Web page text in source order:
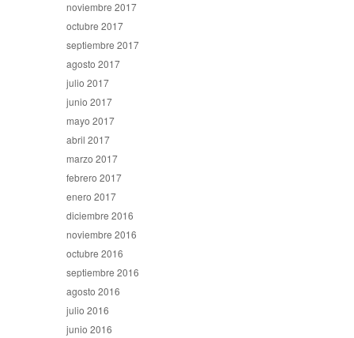
noviembre 2017
octubre 2017
septiembre 2017
agosto 2017
julio 2017
junio 2017
mayo 2017
abril 2017
marzo 2017
febrero 2017
enero 2017
diciembre 2016
noviembre 2016
octubre 2016
septiembre 2016
agosto 2016
julio 2016
junio 2016